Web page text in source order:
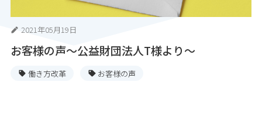
2021年05月19日
お客様の声〜公益財団法人T様より〜
働き方改革 お客様の声